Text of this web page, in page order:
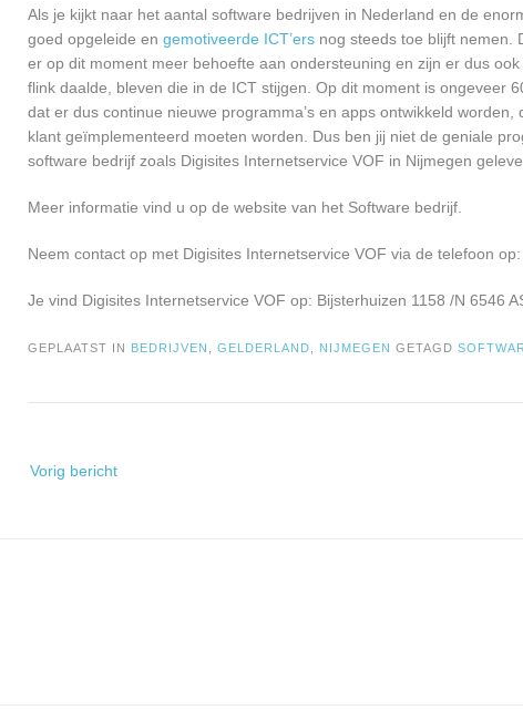
Als je kijkt naar het aantal software bedrijven in Nederland en de
goed opgeleide en gemotiveerde ICT’ers nog steeds toe blijft nemen.
er op dit moment meer behoefte aan ondersteuning en zijn er dus
flink daalde, bleven die in de ICT stijgen. Op dit moment is ongeveer
dat er dus continue nieuwe programma’s en apps ontwikkeld
klant geïmplementeerd moeten worden. Dus ben jij niet de geniale
software bedrijf zoals Digisites Internetservice VOF in Nijmegen
Meer informatie vind u op de website van het Software bedrijf.
Neem contact op met Digisites Internetservice VOF via de telefoon
Je vind Digisites Internetservice VOF op: Bijsterhuizen 1158 /N 6546
GEPLAATST IN BEDRIJVEN GELDERLAND NIJMEGEN GETAGD
navigatie
Vorig bericht